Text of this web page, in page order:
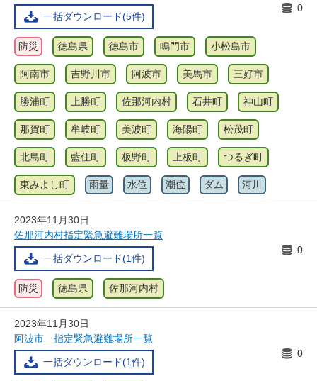
一括ダウンロード(5件)
0
防災 徳島県 徳島市 鳴門市 小松島市
阿南市 吉野川市 阿波市 美馬市 三好市
勝浦町 上勝町 佐那河内村 石井町 神山町
那賀町 牟岐町 美波町 海陽町 松茂町
北島町 藍住町 板野町 上板町 つるぎ町
東みよし町 雨量 水位 潮位 ダム 河川
2023年11月30日
佐那河内村指定緊急避難場所一覧
一括ダウンロード(1件)
0
防災 徳島県 佐那河内村
2023年11月30日
阿波市 指定緊急避難場所一覧
一括ダウンロード(1件)
0